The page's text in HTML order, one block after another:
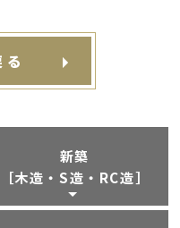
新築
［木造・S造・RC造］